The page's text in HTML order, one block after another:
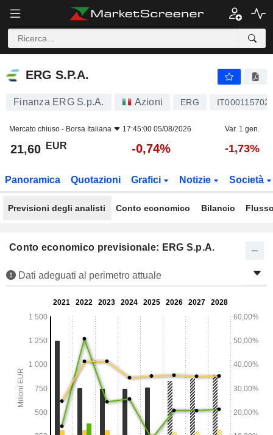
ERG S.P.A.
ERG S.P.A.
Finanza ERG S.p.A. Azioni ERG
Mercato chiuso - Borsa Italiana 17:45:00 05/08/2026 Var. 1 gen.
21,60 EUR -0,74% -1,73%
Panoramica Quotazioni Grafici Notizie Società
Previsioni degli analisti Conto economico Bilancio
Conto economico previsionale: ERG S.p.A.
Dati adeguati al perimetro attuale